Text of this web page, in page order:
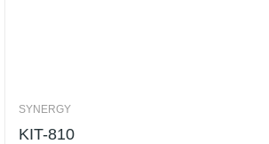
SYNERGY
KIT-810